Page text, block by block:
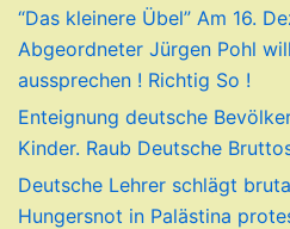
“Das kleinere Übel” Am 16.
Abgeordneter Jürgen Pohl
aussprechen ! Richtig So !
Enteignung deutsche
Kinder. Raub Deutsche
Deutsche Lehrer schlägt
Hungersnot in Palästina